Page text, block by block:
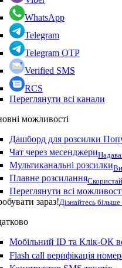
WhatsApp
Telegram
Telegram OTP
Verified SMS
RCS
Переглянути всі канали
можливості
Дашборд для розсилки
Чат через месенджери
Мультиканальні розсилки
Плавне розсилання
Переглянути всі
зараз!Дізнайтесь
Мобільний ID та Клік-ОК
Flash call верифікація